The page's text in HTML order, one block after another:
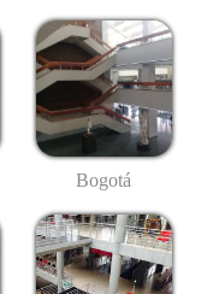
Bogotá